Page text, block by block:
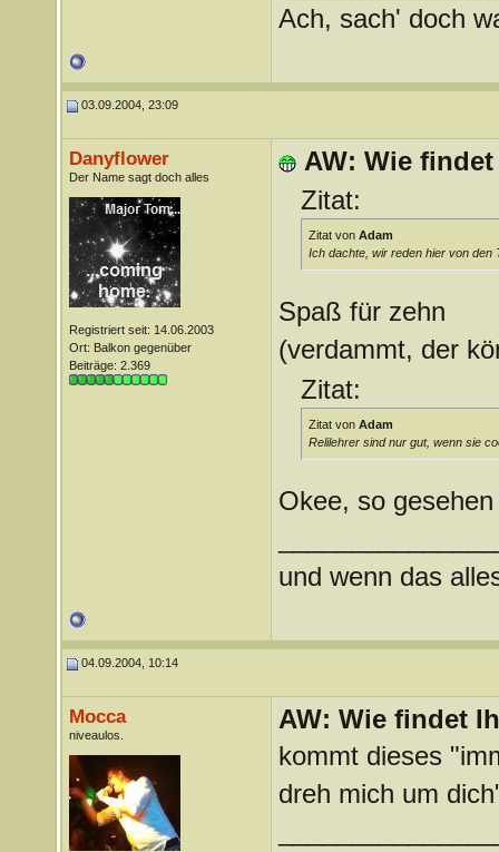
Ach, sach' doch
03.09.2004, 23:09
Danyflower
Der Name sagt doch alles
Registriert seit: 14.06.2003
Ort: Balkon gegenüber
Beiträge: 2.369
AW: Wie
Zitat:
Zitat von Adam
Ich dachte, wir reden hier von den
Spaß für zehn
(verdammt, der
Zitat:
Zitat von Adam
Relilehrer sind nur gut, wenn sie
Okee, so
und wenn das
04.09.2004, 10:14
Mocca
niveaulos.
AW: Wie findet
kommt dieses
dreh mich um